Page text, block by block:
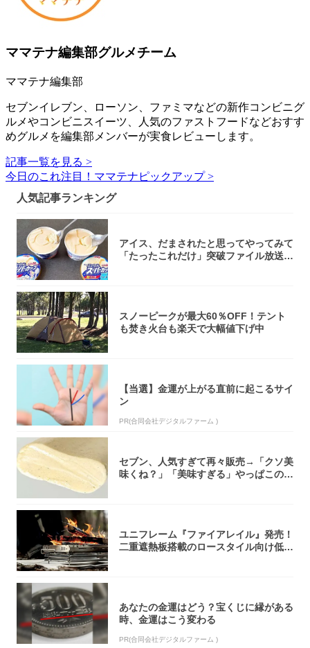
ママテナ編集部グルメチーム
ママテナ編集部
セブンイレブン、ローソン、ファミマなどの新作コンビニグ
ルメやコンビニスイーツ、人気のファストフードなどおすす
めグルメを編集部メンバーが実食レビューします。
記事一覧を見る >
今日のこれ注目！ママテナピックアップ >
人気記事ランキング
アイス、だまされたと思ってやってみて
「たったこれだけ」突破ファイル放送で
スノーピークが最大60％OFF！テント
も焚き火台も楽天で大幅値下げ中
【当選】金運が上がる直前に起こるサイ
ン
PR(合同会社デジタルファーム )
セブン、人気すぎて再々販売→「クソ美
味くね？」「美味すぎる」やっぱこのク
ユニフレーム『ファイアレイル』発売！
二重遮熱板搭載のロースタイル向け低型
あなたの金運はどう？宝くじに縁がある
時、金運はこう変わる
PR(合同会社デジタルファーム )